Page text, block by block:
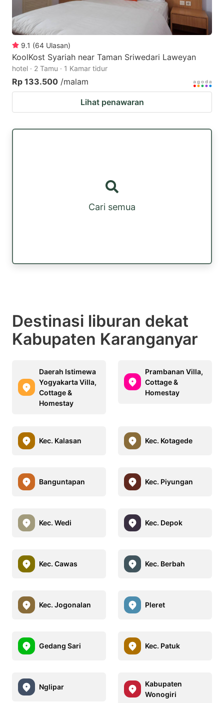
9.1 (64 Ulasan)
KoolKost Syariah near Taman Sriwedari Laweyan
hotel · 2 Tamu · 1 Kamar tidur
Rp 133.500 /malam
Lihat penawaran
Cari semua
Destinasi liburan dekat
Kabupaten Karanganyar
Daerah Istimewa
Yogyakarta Villa,
Cottage &
Homestay
Prambanan Villa,
Cottage &
Homestay
Kec. Kalasan Kec. Kotagede
Banguntapan Kec. Piyungan
Kec. Wedi Kec. Depok
Kec. Cawas Kec. Berbah
Kec. Jogonalan Pleret
Gedang Sari Kec. Patuk
Nglipar
Kabupaten
Wonogiri